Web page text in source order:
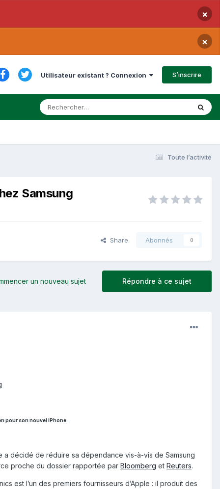
×
×
Utilisateur existant ? Connexion S’inscrire
Toute l’activité
Samsung
Share Abonnés 0
Répondre à ce sujet
un nouveau sujet
pour son nouvel iPhone.
a décidé de réduire sa dépendance vis-à-vis de Samsung
proche du dossier rapportée par Bloomberg et Reuters.
est l’un des premiers fournisseurs d’Apple : il produit des